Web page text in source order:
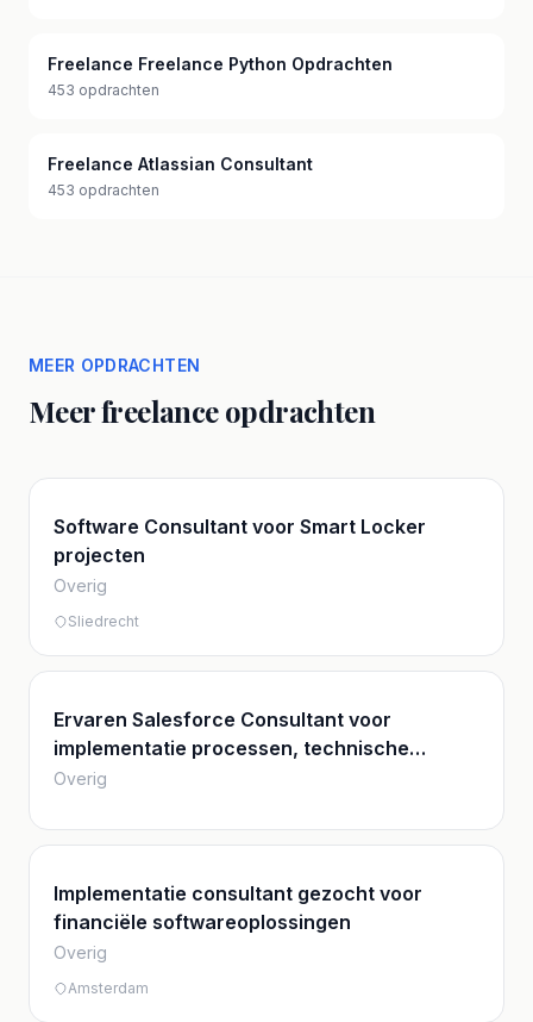
Freelance Freelance Python Opdrachten
453 opdrachten
Freelance Atlassian Consultant
453 opdrachten
MEER OPDRACHTEN
Meer freelance opdrachten
Software Consultant voor Smart Locker
projecten
Overig
Sliedrecht
Ervaren Salesforce Consultant voor
implementatie processen, technische
ontwerp, architectuur en interfaces
Overig
Implementatie consultant gezocht voor
financiële softwareoplossingen
Overig
Amsterdam